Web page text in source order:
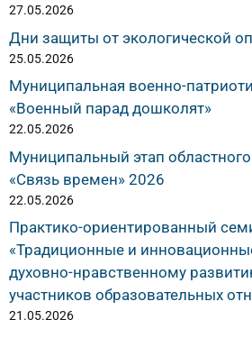
27.05.2026
Дни защиты от экологической
25.05.2026
Муниципальная военно-
«Военный парад дошколят»
22.05.2026
Муниципальный этап
«Связь времен» 2026
22.05.2026
Практико-ориентированный
«Традиционные и
духовно-нравственному
участников образовательных
21.05.2026